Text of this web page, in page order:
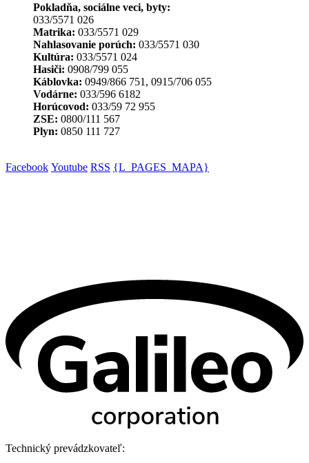
Pokladňa, sociálne veci, byty:
033/5571 026
Matrika: 033/5571 029
Nahlasovanie porúch: 033/5571 030
Kultúra: 033/5571 024
Hasiči: 0908/799 055
Káblovka: 0949/866 751, 0915/706 055
Vodárne: 033/596 6182
Horúcovod: 033/59 72 955
ZSE: 0800/111 567
Plyn: 0850 111 727
Facebook Youtube RSS {L_PAGES_MAPA}
Technický prevádzkovateľ: